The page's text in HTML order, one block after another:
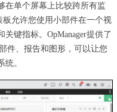
在单个屏幕上比较跨所有监
板允许您使用小部件在一个视
键指标。OpManager提供了
件、报告和图形，可以让您
。